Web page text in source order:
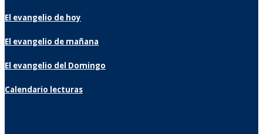
El evangelio de hoy
El evangelio de mañana
El evangelio del Domingo
Calendario lecturas